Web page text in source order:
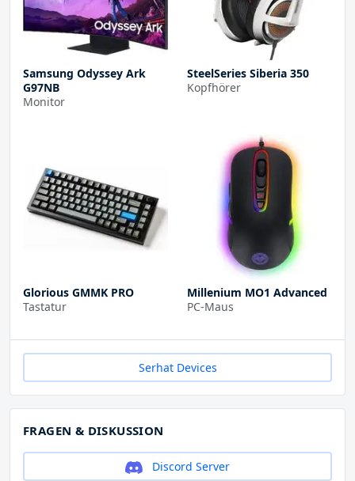
Samsung Odyssey Ark
G97NB
Monitor
SteelSeries Siberia 350
Kopfhörer
Glorious GMMK PRO
Tastatur
Millenium MO1 Advanced
PC-Maus
Serhat Devices
FRAGEN & DISKUSSION
Discord Server